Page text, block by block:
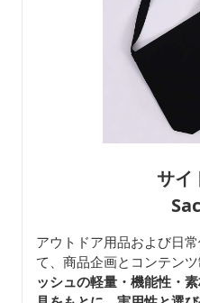
サイ
アウトドア用品および日
て、商品企画とコンテンツ
ッシュの軽量・機能性・